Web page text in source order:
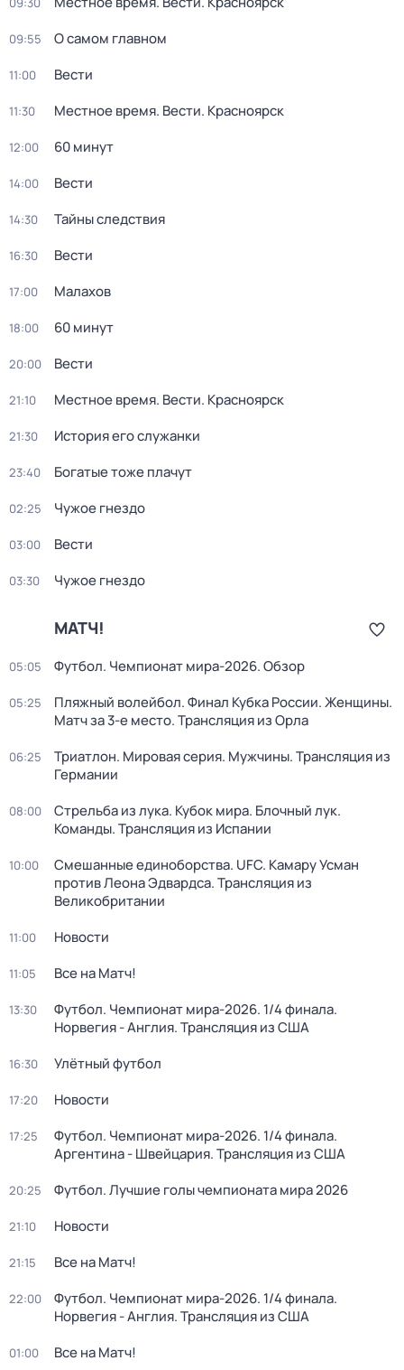
09:55 О самом главном
11:00 Вести
11:30 Местное время. Вести. Красноярск
12:00 60 минут
14:00 Вести
14:30 Тайны следствия
16:30 Вести
17:00 Малахов
18:00 60 минут
20:00 Вести
21:10 Местное время. Вести. Красноярск
21:30 История его служанки
23:40 Богатые тоже плачут
02:25 Чужое гнездо
03:00 Вести
03:30 Чужое гнездо
МАТЧ!
05:05 Футбол. Чемпионат мира-2026. Обзор
05:25
Пляжный волейбол. Финал Кубка России. Женщины.
Матч за 3-е место. Трансляция из Орла
06:25
Триатлон. Мировая серия. Мужчины. Трансляция из
Германии
08:00
Стрельба из лука. Кубок мира. Блочный лук.
Команды. Трансляция из Испании
10:00
Смешанные единоборства. UFC. Камару Усман
против Леона Эдвардса. Трансляция из
Великобритании
11:00 Новости
11:05 Все на Матч!
13:30
Футбол. Чемпионат мира-2026. 1/4 финала.
Норвегия - Англия. Трансляция из США
16:30 Улётный футбол
17:20 Новости
17:25
Футбол. Чемпионат мира-2026. 1/4 финала.
Аргентина - Швейцария. Трансляция из США
20:25 Футбол. Лучшие голы чемпионата мира 2026
21:10 Новости
21:15 Все на Матч!
22:00
Футбол. Чемпионат мира-2026. 1/4 финала.
Норвегия - Англия. Трансляция из США
01:00 Все на Матч!